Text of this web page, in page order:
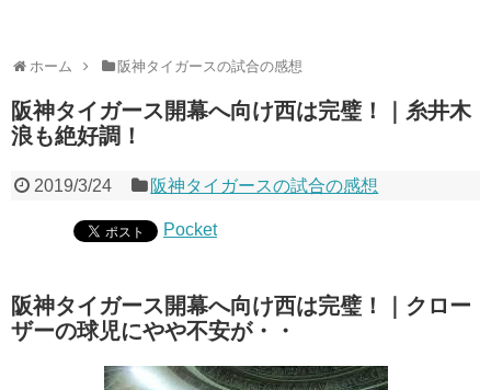
ホーム 阪神タイガースの試合の感想
阪神タイガース開幕へ向け西は完璧！｜糸井木
浪も絶好調！
2019/3/24 阪神タイガースの試合の感想
Pocket
阪神タイガース開幕へ向け西は完璧！｜クロー
ザーの球児にやや不安が・・